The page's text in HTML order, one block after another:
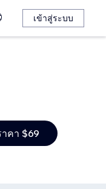
เข้าสู่ระบบ
คา $69